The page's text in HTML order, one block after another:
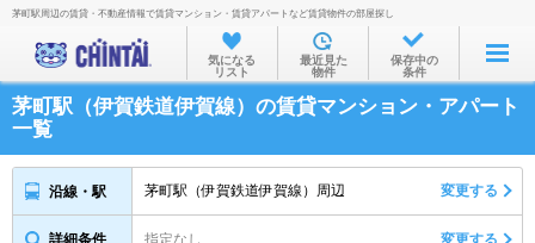
お部屋を探す
沿線・駅から
住所から
家賃相場から
茅町駅周辺の賃貸・不動産情報で賃貸マンション・賃貸アパートなど賃貸物件の部屋探し
気になる
リスト
最近見た
物件
保存中の
条件
茅町駅（伊賀鉄道伊賀線）の賃貸マンション・アパート
一覧
沿線・駅 茅町駅（伊賀鉄道伊賀線）周辺 変更する
詳細条件 指定なし 変更する